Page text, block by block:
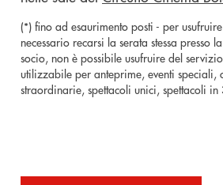
(*) fino ad esaurimento posti - per
necessario recarsi la serata stessa presso
socio, non è possibile usufruire del
utilizzabile per anteprime, eventi speciali,
straordinarie, spettacoli unici, spettacoli in